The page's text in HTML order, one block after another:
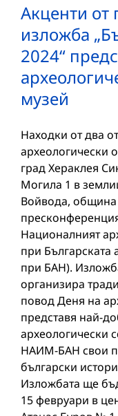
Акценти от
изложба
2024“
музей
Находки от два
археологически
град Хераклея
Могила 1 в
Войвода, община
Националният
при
при БАН).
организира
повод Деня на
представя най-
археологически
НАИМ-БАН свои
български
Изложбата ще
15 февруари в